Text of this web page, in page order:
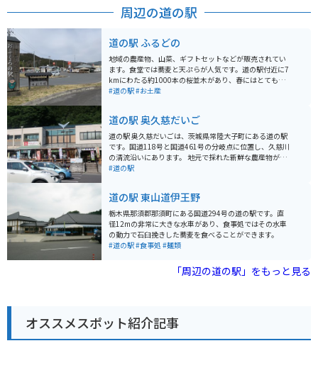
周辺の道の駅
道の駅 ふるどの
地域の農産物、山菜、ギフトセットなどが販売されてい
ます。食堂では蕎麦と天ぷらが人気です。道の駅付近に7
kmにわたる約1000本の桜並木があり、春にはとても綺
麗な景色が広がります。広大な駐車スペース有、年中無
#道の駅#お土産
道の駅 奥久慈だいご
道の駅 奥久慈だいごは、茨城県常陸大子町にある道の駅
です。国道118号と国道461号の分岐点に位置し、久慈川
の清流沿いにあります。 地元で採れた新鮮な農産物が人
気で、特にりんごやこんにゃくは有名です。レストラン
は、地元の特産品や工芸品を購入することができます。
バイクで訪れる場合、道の駅には広い駐車場が完備され
ているので安心です。奥久慈エリアは、山間部を走るワ
インディングロードが続くので、ツーリングにも最適で
す。春には桜、秋には紅葉と、四季折々の景色を楽しむ
#道の駅
道の駅 東山道伊王野
栃木県那須郡那須町にある国道294号の道の駅です。直
径12mの非常に大きな水車があり、食事処ではその水車
の動力で石臼挽きした蕎麦を食べることができます。
#道の駅#食事処 #麺類
「周辺の道の駅」をもっと見る
オススメスポット紹介記事